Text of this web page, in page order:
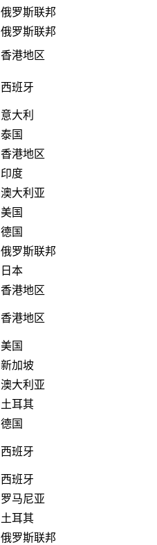
俄罗斯联邦
俄罗斯联邦
香港地区
西班牙
意大利
泰国
香港地区
印度
澳大利亚
美国
德国
俄罗斯联邦
日本
香港地区
香港地区
美国
新加坡
澳大利亚
土耳其
德国
西班牙
西班牙
罗马尼亚
土耳其
俄罗斯联邦